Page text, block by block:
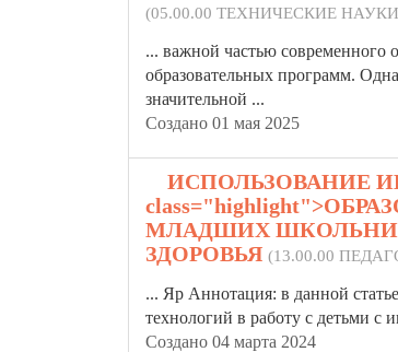
(05.00.00 ТЕХНИЧЕСКИЕ
... важной частью современного
образовательных программ.
значительной ...
Создано 01 мая 2025
ИСПОЛЬЗОВАНИЕ
МЛАДШИХ
ЗДОРОВЬЯ (13.00.00
... Яр Аннотация: в данной
технологий в работу с детьми
Создано 04 марта 2024